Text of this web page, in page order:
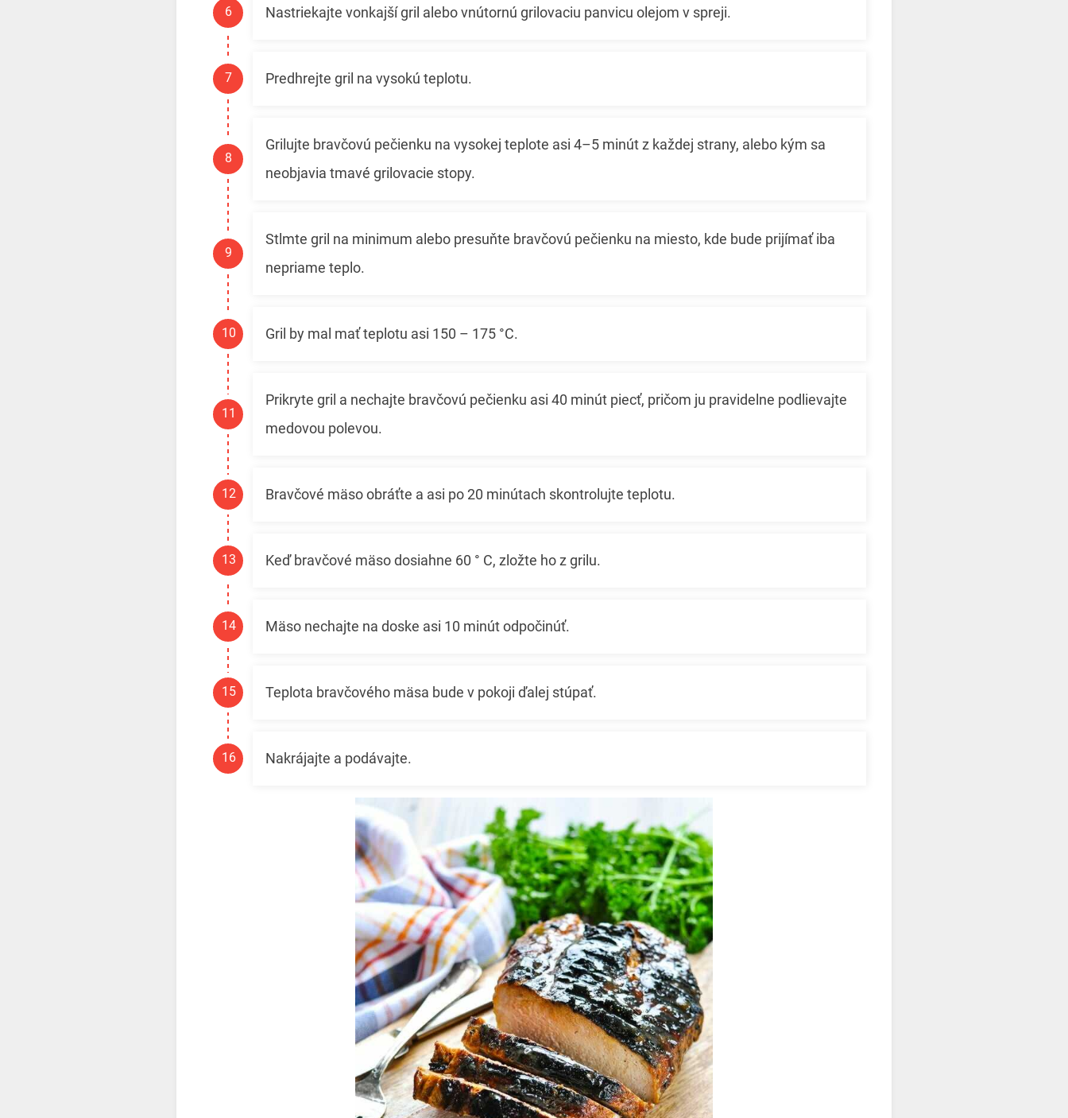
Nastriekajte vonkajší gril alebo vnútornú grilovaciu panvicu olejom v spreji.
Predhrejte gril na vysokú teplotu.
Grilujte bravčovú pečienku na vysokej teplote asi 4–5 minút z každej strany, alebo kým sa
neobjavia tmavé grilovacie stopy.
Stlmte gril na minimum alebo presuňte bravčovú pečienku na miesto, kde bude prijímať iba
nepriame teplo.
Gril by mal mať teplotu asi 150 – 175 °C.
Prikryte gril a nechajte bravčovú pečienku asi 40 minút piecť, pričom ju pravidelne podlievajte
medovou polevou.
Bravčové mäso obráťte a asi po 20 minútach skontrolujte teplotu.
Keď bravčové mäso dosiahne 60 ° C, zložte ho z grilu.
Mäso nechajte na doske asi 10 minút odpočinúť.
Teplota bravčového mäsa bude v pokoji ďalej stúpať.
Nakrájajte a podávajte.